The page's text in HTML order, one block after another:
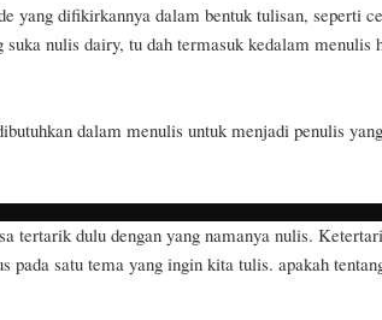
yang difikirkannya dalam bentuk tulisan, seperti
nulis dairy, tu dah termasuk kedalam menulis
dalam menulis untuk menjadi penulis yang
tertarik dulu dengan yang namanya nulis.
pada satu tema yang ingin kita tulis. apakah